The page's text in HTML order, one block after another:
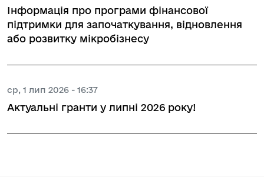
Інформація про програми фінансової
підтримки для започаткування, відновлення
або розвитку мікробізнесу
ср, 1 лип 2026 - 16:37
Актуальні гранти у липні 2026 року!